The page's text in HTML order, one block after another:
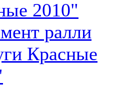
2010"
ралли
Красные